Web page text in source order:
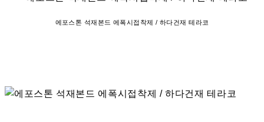
에포스톤 석재본드 에폭시접착제 / 하다건재 테라코